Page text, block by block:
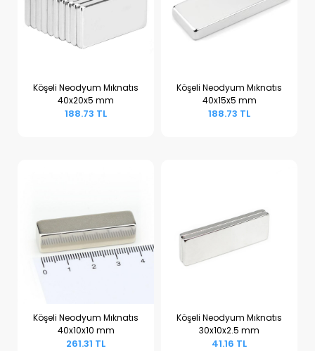
Sepete Ekle
Köşeli Neodyum Mıknatıs
40x20x5 mm
188.73 TL
Sepete Ekle
Köşeli Neodyum Mıknatıs
40x15x5 mm
188.73 TL
Sepete Ekle
Köşeli Neodyum Mıknatıs
40x10x10 mm
261.31 TL
Sepete Ekle
Köşeli Neodyum Mıknatıs
30x10x2.5 mm
41.16 TL